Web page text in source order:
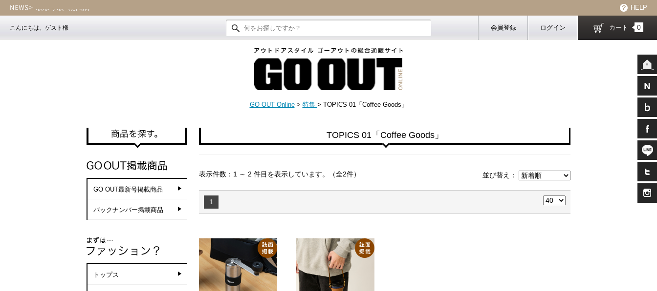
2026.7.30 Vol.203 HELP
こんにちは、ゲスト様 会員登録 ログイン カート 0
GO OUT Online > 特集 > TOPICS 01「Coffee Goods」
GO OUT最新号掲載商品
バックナンバー掲載商品
トップス
TOPICS 01「Coffee Goods」
表示件数：1 ～ 2 件目を表示しています。（全2件） 並び替え：
1